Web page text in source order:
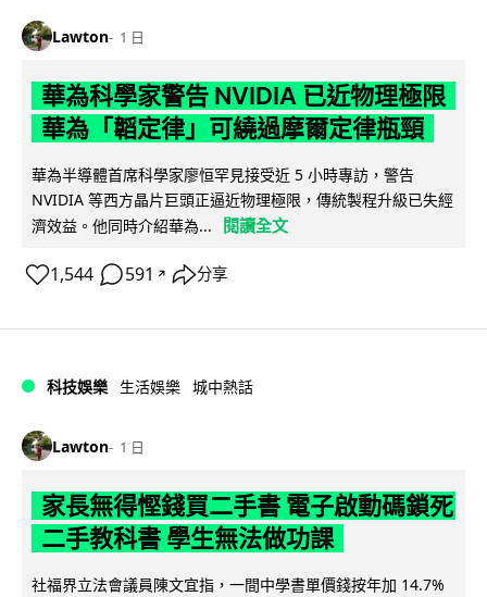
Lawton 1 日
華為科學家警告 NVIDIA 已近物理極限
華為「韜定律」可繞過摩爾定律瓶頸
華為半導體首席科學家廖恒罕見接受近 5 小時專訪，警告
NVIDIA 等西方晶片巨頭正逼近物理極限，傳統製程升級已失經
濟效益。他同時介紹華為...
閱讀全文
1,544 591 ↗ 分享
科技娛樂 生活娛樂 城中熱話
Lawton 1 日
家長無得慳錢買二手書 電子啟動碼鎖死
二手教科書 學生無法做功課
社福界立法會議員陳文宜指，一間中學書單價錢按年加 14.7%